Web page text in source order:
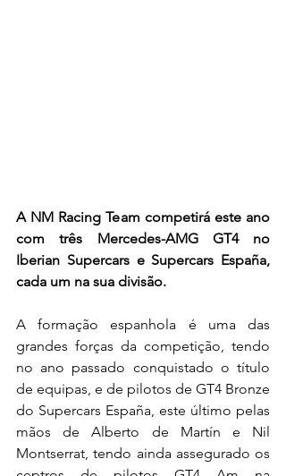
A NM Racing Team competirá este ano
com três Mercedes-AMG GT4 no
Iberian Supercars e Supercars España,
cada um na sua divisão.
A formação espanhola é uma das
grandes forças da competição, tendo
no ano passado conquistado o título
de equipas, e de pilotos de GT4 Bronze
do Supercars España, este último pelas
mãos de Alberto de Martín e Nil
Montserrat, tendo ainda assegurado os